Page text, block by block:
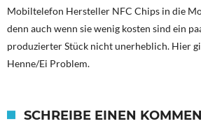
Mobiltelefon Hersteller NFC Chips in die
denn auch wenn sie wenig kosten sind ein
produzierter Stück nicht unerheblich. Hier
Henne/Ei Problem.
SCHREIBE EINEN